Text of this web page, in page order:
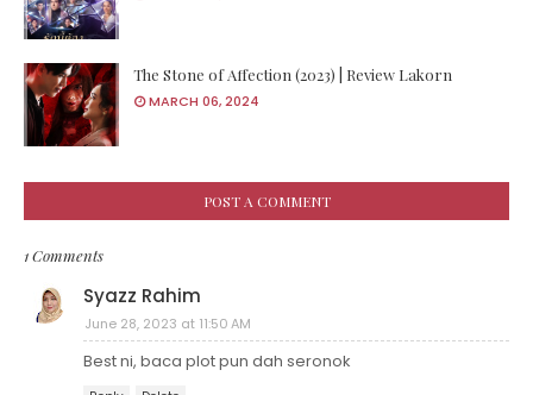
The Stone of Affection (2023) | Review Lakorn
MARCH 06, 2024
POST A COMMENT
1 Comments
Syazz Rahim
June 28, 2023 at 11:50 AM
Best ni, baca plot pun dah seronok